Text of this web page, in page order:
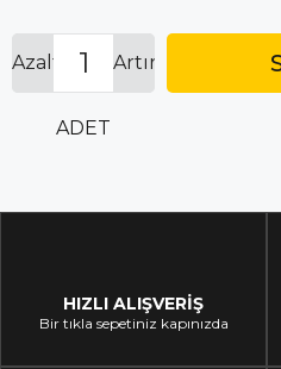
ADET
Artır
Azalt
HIZLI ALIŞVERİŞ
Bir tıkla sepetiniz kapınızda